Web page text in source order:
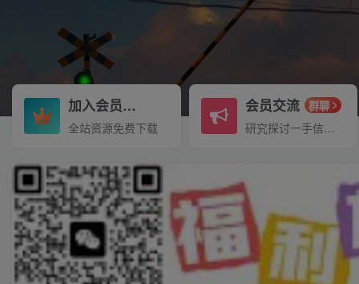
加入会员3.3折
全站资源免费下载
会员交流 群聊
研究探讨一手信息差